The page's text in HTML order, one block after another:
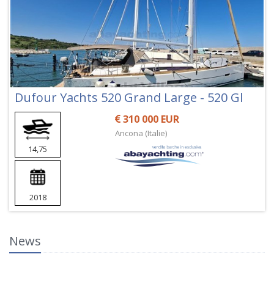
Dufour Yachts 520 Grand Large - 520 Gl
14,75
2018
310 000 EUR
Ancona (Italie)
News